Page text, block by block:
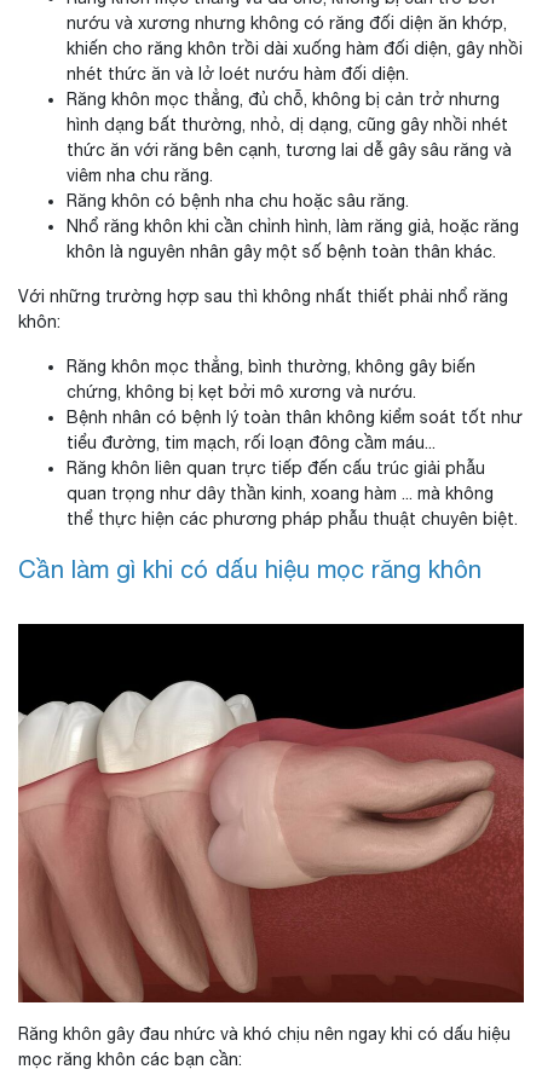
nướu và xương nhưng không có răng đối diện ăn khớp,
khiến cho răng khôn trồi dài xuống hàm đối diện, gây nhồi
nhét thức ăn và lở loét nướu hàm đối diện.
Răng khôn mọc thẳng, đủ chỗ, không bị cản trở nhưng
hình dạng bất thường, nhỏ, dị dạng, cũng gây nhồi nhét
thức ăn với răng bên cạnh, tương lai dễ gây sâu răng và
viêm nha chu răng.
Răng khôn có bệnh nha chu hoặc sâu răng.
Nhổ răng khôn khi cần chỉnh hình, làm răng giả, hoặc răng
khôn là nguyên nhân gây một số bệnh toàn thân khác.
Với những trường hợp sau thì không nhất thiết phải nhổ răng
khôn:
Răng khôn mọc thẳng, bình thường, không gây biến
chứng, không bị kẹt bởi mô xương và nướu.
Bệnh nhân có bệnh lý toàn thân không kiểm soát tốt như
tiểu đường, tim mạch, rối loạn đông cầm máu...
Răng khôn liên quan trực tiếp đến cấu trúc giải phẫu
quan trọng như dây thần kinh, xoang hàm ... mà không
thể thực hiện các phương pháp phẫu thuật chuyên biệt.
Cần làm gì khi có dấu hiệu mọc răng khôn
Răng khôn gây đau nhức và khó chịu nên ngay khi có dấu hiệu
mọc răng khôn các bạn cần: